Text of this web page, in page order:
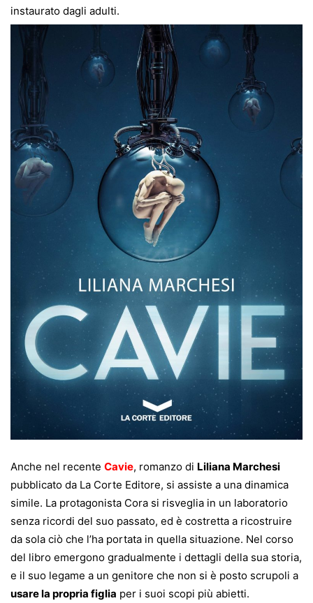
instaurato dagli adulti.
Anche nel recente Cavie, romanzo di Liliana Marchesi
pubblicato da La Corte Editore, si assiste a una dinamica
simile. La protagonista Cora si risveglia in un laboratorio
senza ricordi del suo passato, ed è costretta a ricostruire
da sola ciò che l’ha portata in quella situazione. Nel corso
del libro emergono gradualmente i dettagli della sua storia,
e il suo legame a un genitore che non si è posto scrupoli a
usare la propria figlia per i suoi scopi più abietti.